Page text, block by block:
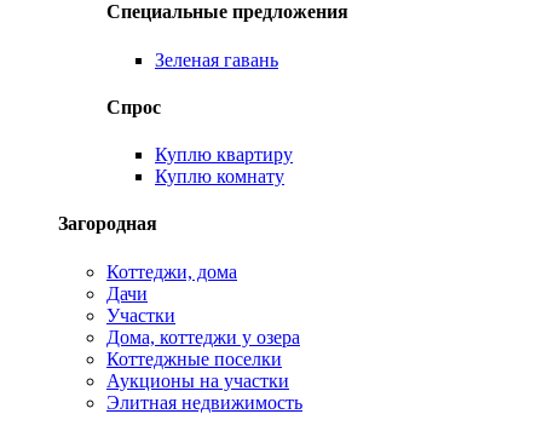
Специальные предложения
Зеленая гавань
Спрос
Куплю квартиру
Куплю комнату
Загородная
Коттеджи, дома
Дачи
Участки
Дома, коттеджи у озера
Коттеджные поселки
Аукционы на участки
Элитная недвижимость